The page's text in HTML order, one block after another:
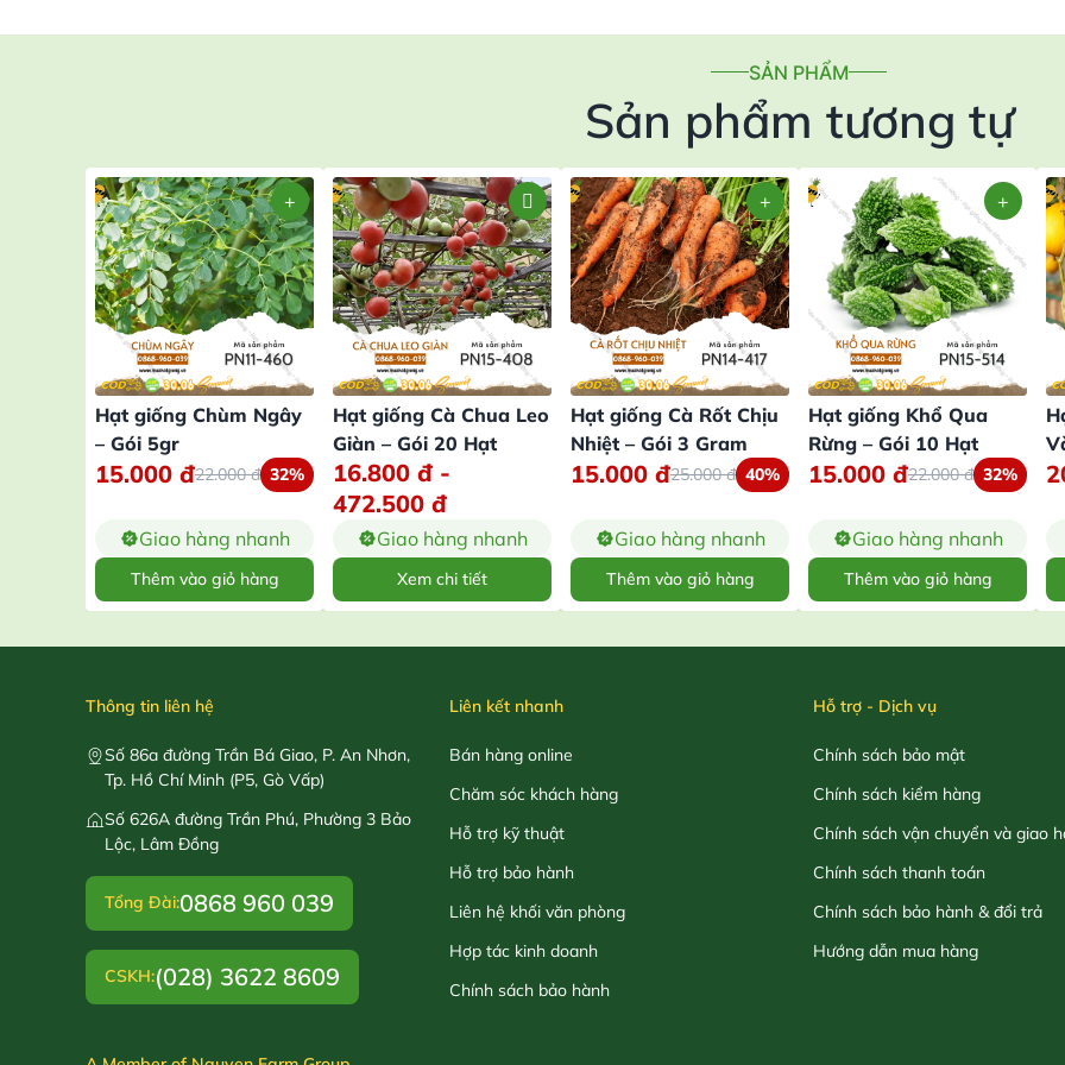
SẢN PHẨM
Sản phẩm tương tự
Hạt giống Chùm Ngây
– Gói 5gr
15.000 đ22.000đ 32%
Giao hàng nhanh
Thêm vào giỏ hàng
Hạt giống Cà Chua Leo
Giàn – Gói 20 Hạt
16.800 đ-
472.500 đ
Giao hàng nhanh
Xem chi tiết
Hạt giống Cà Rốt Chịu
Nhiệt – Gói 3 Gram
15.000 đ25.000đ 40%
Giao hàng nhanh
Thêm vào giỏ hàng
Hạt giống Khổ Qua
Rừng – Gói 10 Hạt
15.000 đ22.000đ 32%
Giao hàng nhanh
Thêm vào giỏ hàng
Thông tin liên hệ
Số 86a đường Trần Bá Giao, P. An Nhơn,
Tp. Hồ Chí Minh (P5, Gò Vấp)
Số 626A đường Trần Phú, Phường 3 Bảo
Lộc, Lâm Đồng
Tổng Đài:0868 960 039
CSKH:(028) 3622 8609
Liên kết nhanh
Bán hàng online
Chăm sóc khách hàng
Hỗ trợ kỹ thuật
Hỗ trợ bảo hành
Liên hệ khối văn phòng
Hợp tác kinh doanh
Chính sách bảo hành
Hỗ trợ - Dịch vụ
Chính sách bảo mật
Chính sách kiểm hàng
Chính sách vận chuyển và giao
Chính sách thanh toán
Chính sách bảo hành & đổi trả
Hướng dẫn mua hàng